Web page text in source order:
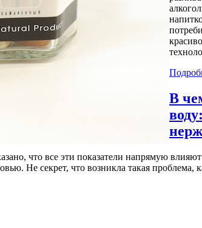
В
что все эти показатели напрямую
Не секрет, что возникла такая проблема,